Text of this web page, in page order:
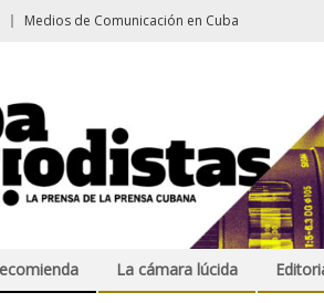
Medios de Comunicación en Cuba
La cámara lúcida